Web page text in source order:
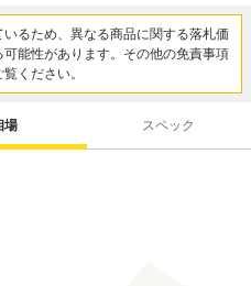
るため、異なる商品に関する落札価
能性があります。その他の免責事項
覧ください。
場 スペック